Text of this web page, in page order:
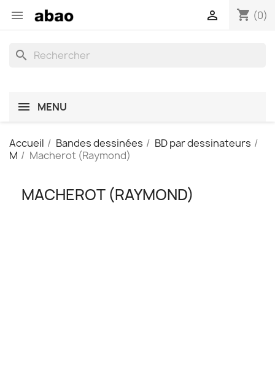
 shopping_cart (0)

search
MENU
Accueil Bandes dessinées
BD par dessinateurs
M
Macherot (Raymond)
MACHEROT (RAYMOND)